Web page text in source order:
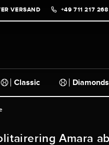
VERSAND +49 711 217
Classic Diamonds
Amara